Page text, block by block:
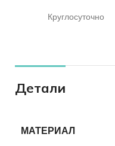
Круглосуточно
Детали
МАТЕРИАЛ